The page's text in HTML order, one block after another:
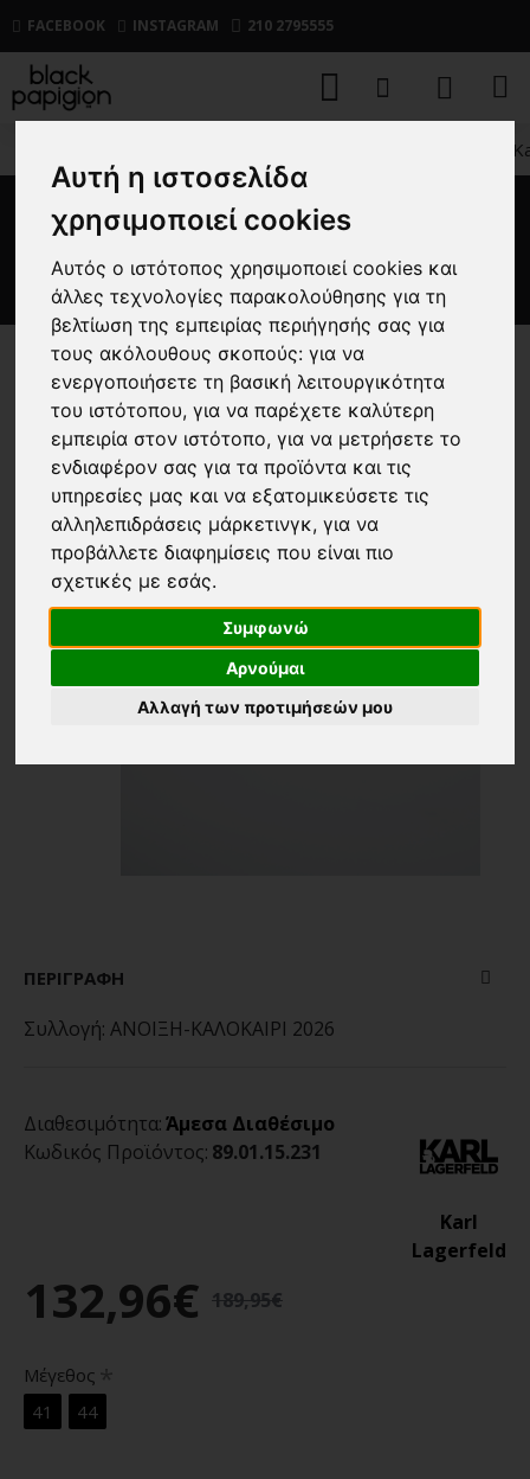
Αυτή η ιστοσελίδα
χρησιμοποιεί cookies
Αυτός ο ιστότοπος χρησιμοποιεί cookies και
άλλες τεχνολογίες παρακολούθησης για τη
βελτίωση της εμπειρίας περιήγησής σας για
τους ακόλουθους σκοπούς:για να
ενεργοποιήσετε τη βασική λειτουργικότητα
του ιστότοπου,για να παρέχετε καλύτερη
εμπειρία στον ιστότοπο,για να μετρήσετε το
ενδιαφέρον σας για τα προϊόντα και τις
υπηρεσίες μας και να εξατομικεύσετε τις
αλληλεπιδράσεις μάρκετινγκ,για να
προβάλλετε διαφημίσεις που είναι πιο
σχετικές με εσάς.
Συμφωνώ
Αρνούμαι
Αλλαγή των προτιμήσεών μου
FACEBOOK INSTAGRAM 210 2795555
Εσπαντρίγια
Εσπαντρίγια Karl Lagerfeld
άσπρη
ΠΕΡΙΓΡΑΦΉ
Συλλογή: ΑΝΟΙΞΗ-ΚΑΛΟΚΑΙΡΙ 2026
132,96€ 189,95€
Διαθεσιμότητα:Άμεσα Διαθέσιμο
Κωδικός Προϊόντος: 89.01.15.231
Karl
Lagerfeld
Μέγεθος
41
44